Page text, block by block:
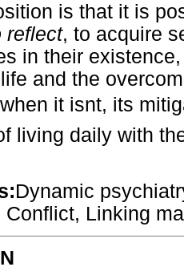
is that it is
reflect, to acquire
in their
and the
it isnt, its
living daily with
Dynamic
Conflict, Linking